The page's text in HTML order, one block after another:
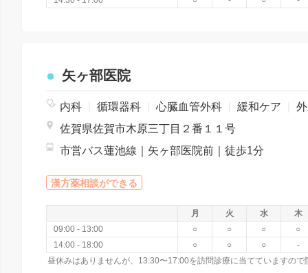
矢ヶ部医院
内科 循環器科 心臓血管外科 緩和ケア
外科
佐賀県佐賀市木原三丁目２番１１号
市営バス蓮池線｜矢ヶ部医院前｜徒歩1分
漢方薬相談ができる
月 火 水
木
09:00 - 13:00
○ ○ ○
○
14:00 - 18:00
○ ○ ○ -